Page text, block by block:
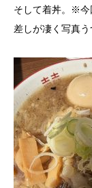
そして着丼。※今
差しが凄く写真